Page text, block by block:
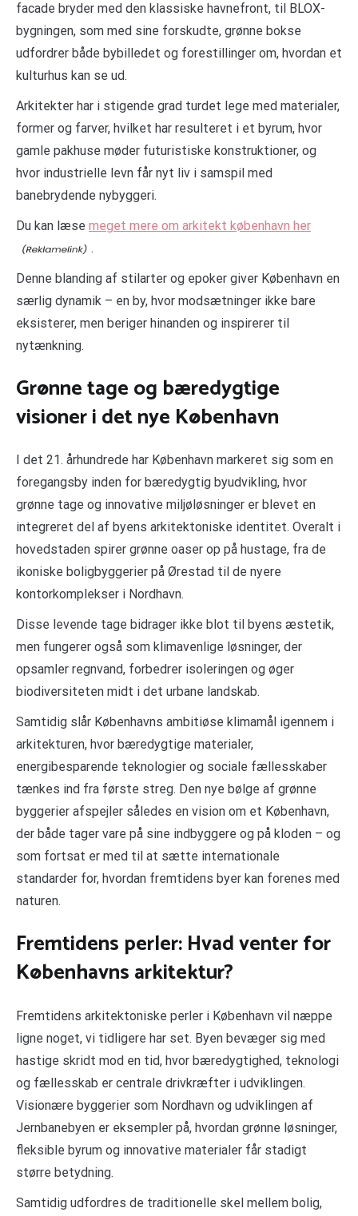
facade bryder med den klassiske havnefront, til BLOX-
bygningen, som med sine forskudte, grønne bokse
udfordrer både bybilledet og forestillinger om, hvordan et
kulturhus kan se ud.
Arkitekter har i stigende grad turdet lege med materialer,
former og farver, hvilket har resulteret i et byrum, hvor
gamle pakhuse møder futuristiske konstruktioner, og
hvor industrielle levn får nyt liv i samspil med
banebrydende nybyggeri.
Du kan læse meget mere om arkitekt københavn her
.
Denne blanding af stilarter og epoker giver København en
særlig dynamik – en by, hvor modsætninger ikke bare
eksisterer, men beriger hinanden og inspirerer til
nytænkning.
Grønne tage og bæredygtige
visioner i det nye København
I det 21. århundrede har København markeret sig som en
foregangsby inden for bæredygtig byudvikling, hvor
grønne tage og innovative miljøløsninger er blevet en
integreret del af byens arkitektoniske identitet. Overalt i
hovedstaden spirer grønne oaser op på hustage, fra de
ikoniske boligbyggerier på Ørestad til de nyere
kontorkomplekser i Nordhavn.
Disse levende tage bidrager ikke blot til byens æstetik,
men fungerer også som klimavenlige løsninger, der
opsamler regnvand, forbedrer isoleringen og øger
biodiversiteten midt i det urbane landskab.
Samtidig slår Københavns ambitiøse klimamål igennem i
arkitekturen, hvor bæredygtige materialer,
energibesparende teknologier og sociale fællesskaber
tænkes ind fra første streg. Den nye bølge af grønne
byggerier afspejler således en vision om et København,
der både tager vare på sine indbyggere og på kloden – og
som fortsat er med til at sætte internationale
standarder for, hvordan fremtidens byer kan forenes med
naturen.
Fremtidens perler: Hvad venter for
Københavns arkitektur?
Fremtidens arkitektoniske perler i København vil næppe
ligne noget, vi tidligere har set. Byen bevæger sig med
hastige skridt mod en tid, hvor bæredygtighed, teknologi
og fællesskab er centrale drivkræfter i udviklingen.
Visionære byggerier som Nordhavn og udviklingen af
Jernbanebyen er eksempler på, hvordan grønne løsninger,
fleksible byrum og innovative materialer får stadigt
større betydning.
Samtidig udfordres de traditionelle skel mellem bolig,